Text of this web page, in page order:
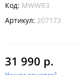
Код: MWWR3
Артикул: 207173
31 990 р.